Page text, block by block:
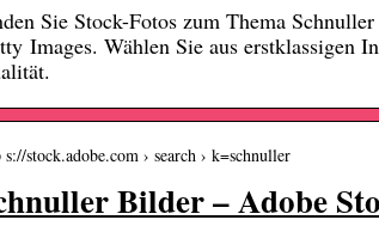
Sie Stock-Fotos zum Thema
Images. Wählen Sie aus erstklassigen
stock.adobe.com › search › k=schnuller
Bilder – Adobe